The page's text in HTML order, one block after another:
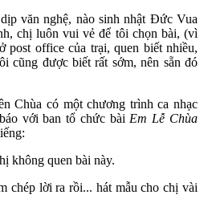
văn nghệ, nào sinh nhật Đức Vua
chị luôn vui vẻ để tôi chọn bài, (vì
post office của trại, quen biết nhiều,
cũng được biết rất sớm, nên sẵn đó
Chùa có một chương trình ca nhạc
với ban tổ chức bài Em Lễ Chùa
không quen bài này.
chép lời ra rồi... hát mẫu cho chị vài